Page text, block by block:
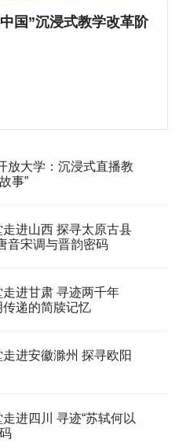
国”沉浸式教学改革阶
放大学：沉浸式直播教
事”
走进山西 探寻太原古县
音宋调与晋韵密码
走进甘肃 寻迹两千年
传递的简牍记忆
走进安徽滁州 探寻欧阳
走进四川 寻迹“苏轼何以